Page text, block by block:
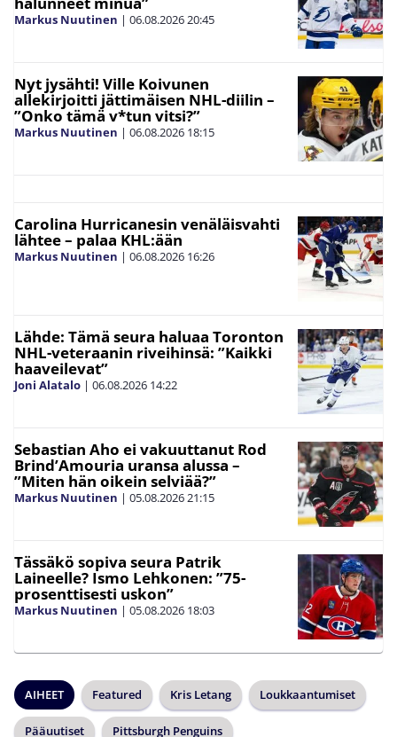
Markus Nuutinen | 06.08.202620:45
Nyt jysähti! Ville Koivunen
allekirjoitti jättimäisen NHL-diilin –
”Onko tämä v*tun vitsi?”
Markus Nuutinen | 06.08.2026 18:15
Carolina Hurricanesin venäläisvahti
lähtee – palaa KHL:ään
Markus Nuutinen | 06.08.2026 16:26
Lähde: Tämä seura haluaa Toronton
NHL-veteraanin riveihinsä: ”Kaikki
haaveilevat”
Joni Alatalo | 06.08.2026 14:22
Sebastian Aho ei vakuuttanut Rod
Brind’Amouria uransa alussa –
”Miten hän oikein selviää?”
Markus Nuutinen | 05.08.202621:15
Tässäkö sopiva seura Patrik
Laineelle? Ismo Lehkonen: ”75-
prosenttisesti uskon”
Markus Nuutinen | 05.08.2026 18:03
AIHEET Featured Kris Letang Loukkaantumiset
Pääuutiset Pittsburgh Penguins